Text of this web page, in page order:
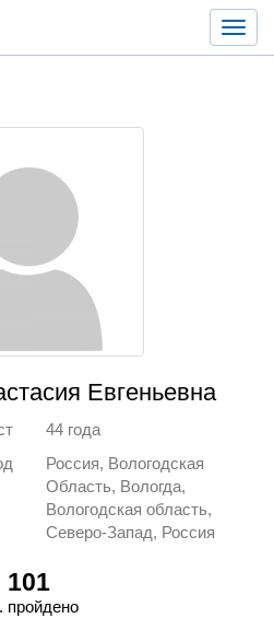
Евгеньевна
44 года
Россия, Вологодская
Область, Вологда,
Вологодская область,
Северо-Запад, Россия
101
пройдено